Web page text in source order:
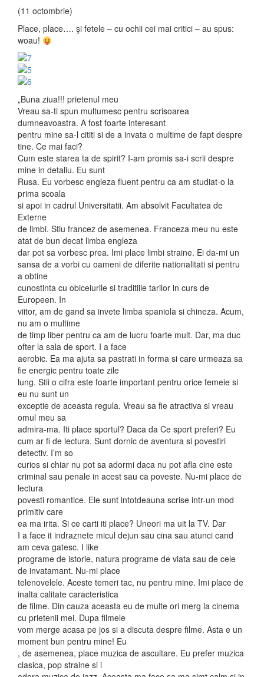
(11 octombrie)
Place, place…. şi fetele – cu ochii cei mai critici – au spus:
woau!
„Buna ziua!!! prietenul meu
Vreau sa-ti spun multumesc pentru scrisoarea
dumneavoastra. A fost foarte interesant
pentru mine sa-l cititi si de a invata o multime de fapt despre
tine. Ce mai faci?
Cum este starea ta de spirit? I-am promis sa-i scrii despre
mine in detaliu. Eu sunt
Rusa. Eu vorbesc engleza fluent pentru ca am studiat-o la
prima scoala
si apoi in cadrul Universitatii. Am absolvit Facultatea de
Externe
de limbi. Stiu francez de asemenea. Franceza meu nu este
atat de bun decat limba engleza
dar pot sa vorbesc prea. Imi place limbi straine. Ei da-mi un
sansa de a vorbi cu oameni de diferite nationalitati si pentru
a obtine
cunostinta cu obiceiurile si traditiile tarilor in curs de
Europeen. In
viitor, am de gand sa invete limba spaniola si chineza. Acum,
nu am o multime
de timp liber pentru ca am de lucru foarte mult. Dar, ma duc
ofter la sala de sport. I a face
aerobic. Ea ma ajuta sa pastrati in forma si care urmeaza sa
fie energic pentru toate zile
lung. Stii o cifra este foarte important pentru orice femeie si
eu nu sunt un
exceptie de aceasta regula. Vreau sa fie atractiva si vreau
omul meu sa
admira-ma. Iti place sportul? Daca da Ce sport preferi? Eu
cum ar fi de lectura. Sunt dornic de aventura si povestiri
detectiv. I’m so
curios si chiar nu pot sa adormi daca nu pot afla cine este
criminal sau penale in acest sau ca poveste. Nu-mi place de
lectura
povesti romantice. Ele sunt intotdeauna scrise intr-un mod
primitiv care
ea ma irita. Si ce carti iti place? Uneori ma uit la TV. Dar
I a face it indraznete micul dejun sau cina sau atunci cand
am ceva gatesc. I like
programe de istorie, natura programe de viata sau de cele
de invatamant. Nu-mi place
telenovelele. Aceste temeri tac, nu pentru mine. Imi place de
inalta calitate caracteristica
de filme. Din cauza aceasta eu de multe ori merg la cinema
cu prietenii mei. Dupa filmele
vom merge acasa pe jos si a discuta despre filme. Asta e un
moment bun pentru mine! Eu
, de asemenea, place muzica de ascultare. Eu prefer muzica
clasica, pop straine si i